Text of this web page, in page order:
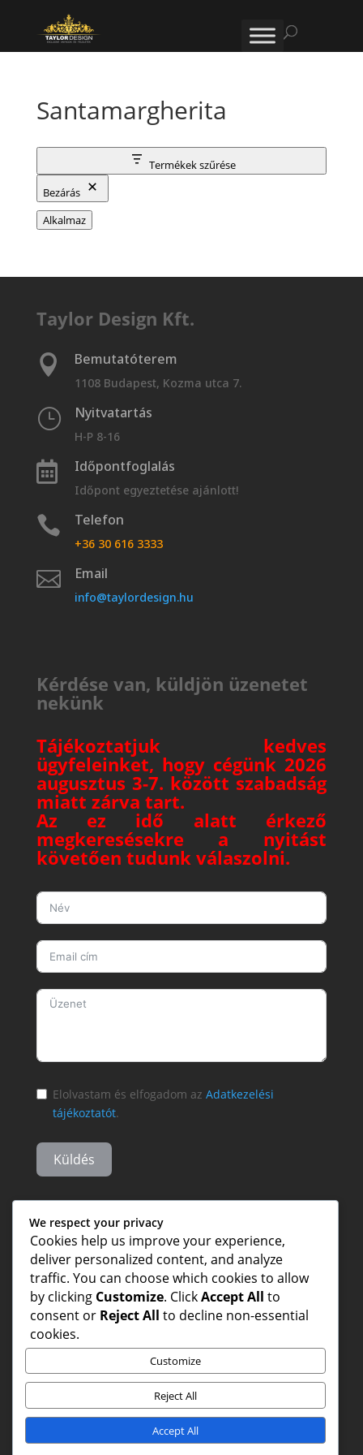
Santamargherita
Termékek szűrése
Bezárás
Alkalmaz
Taylor Design Kft.

Bemutatóterem
1108 Budapest, Kozma utca 7.
} Nyitvatartás
H-P 8-16
 Időpontfoglalás
Időpont egyeztetése ajánlott!
 Telefon
+36 30 616 3333
 Email
info@taylordesign.hu
Kérdése van, küldjön üzenetet
nekünk
Tájékoztatjuk kedves
ügyfeleinket, hogy cégünk 2026
augusztus 3-7. között szabadság
miatt zárva tart.
Az ez idő alatt érkező
megkeresésekre a nyitást
követően tudunk válaszolni.
Elolvastam és elfogadom az Adatkezelési
tájékoztatót.
Küldés
We respect your privacy
Cookies help us improve your experience,
deliver personalized content, and analyze
traffic. You can choose which cookies to allow
by clicking Customize. ClickAccept All to
consent or Reject All to decline non-essential
cookies.
Customize
Reject All
Accept All